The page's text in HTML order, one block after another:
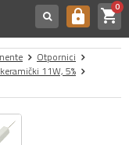
https shopping_cart0
Otpornici
11W, 5%